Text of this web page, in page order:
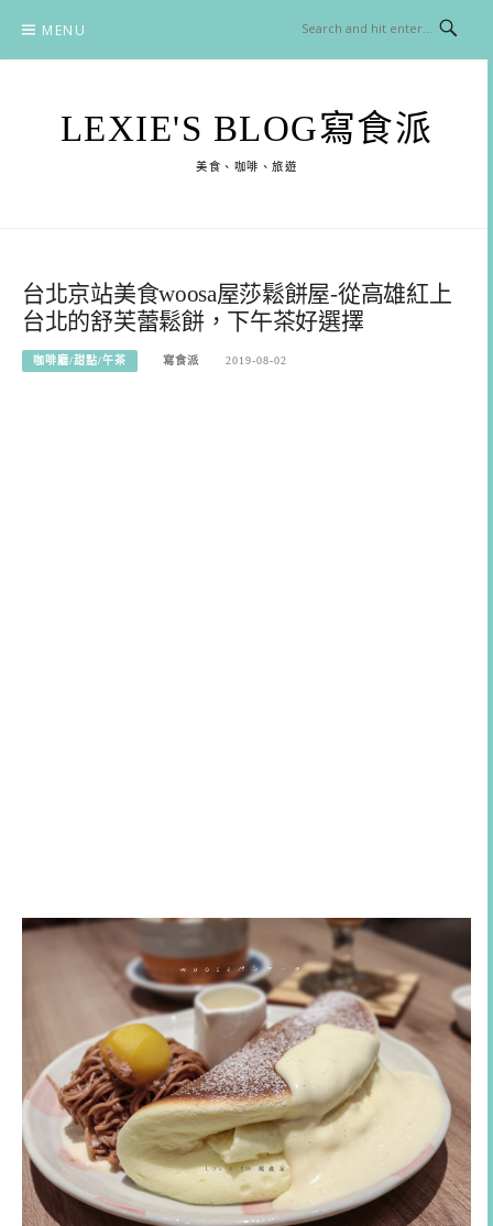
content
MENU
LEXIE'S BLOG寫食派
美食、咖啡、旅遊
台北京站美食woosa屋莎鬆餅屋-從高雄紅上
台北的舒芙蕾鬆餅，下午茶好選擇
咖啡廳/甜點/午茶 寫食派 2019-08-02